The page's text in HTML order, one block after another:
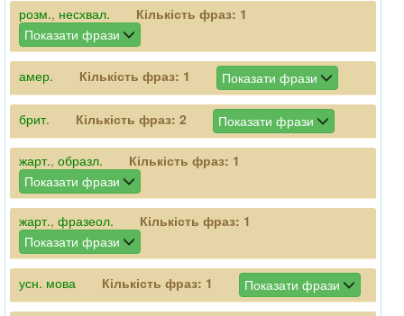
розм., несхвал. Кількість фраз: 1
Показати фрази
амер. Кількість фраз: 1 Показати фрази
брит. Кількість фраз: 2 Показати фрази
жарт., образл. Кількість фраз: 1
Показати фрази
жарт., фразеол. Кількість фраз: 1
Показати фрази
усн. мова Кількість фраз: 1 Показати фрази